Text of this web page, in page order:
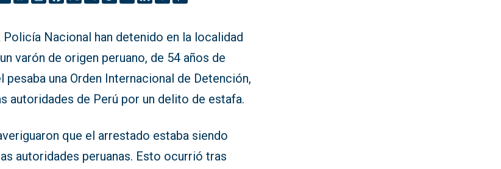
Policía Nacional han detenido en la localidad
varón de origen peruano, de 54 años de
pesaba una Orden Internacional de Detención,
autoridades de Perú por un delito de estafa.
que el arrestado estaba siendo
autoridades peruanas. Esto ocurrió tras